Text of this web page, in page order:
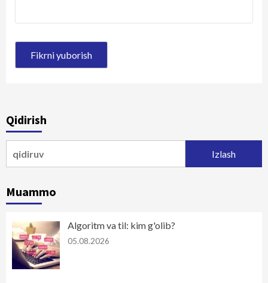
Qidirish
Muammo
Algoritm va til: kim g'olib?
05.08.2026